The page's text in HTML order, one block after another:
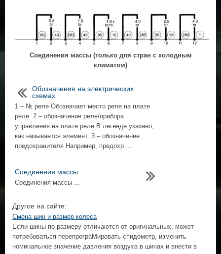
Соединения массы (только для стран c холодным
климатом)
Обозначения на электрических
схемах
1 – № реле Обозначает место реле на плате
реле. 2 – обозначение реле/прибора
управления на плате реле В легенде указано,
как называется элемент. 3 – обозначение
предохранителя Например, предохр ...
Соединения массы
Соединения массы ...
Другое на сайте:
Смена шин и размер колеса
Если шины по размеру отличаются от оригинальных, может
потребоваться перепрограМировать спидометр, изменить
номинальное значение давления воздуха в шинах и внести в